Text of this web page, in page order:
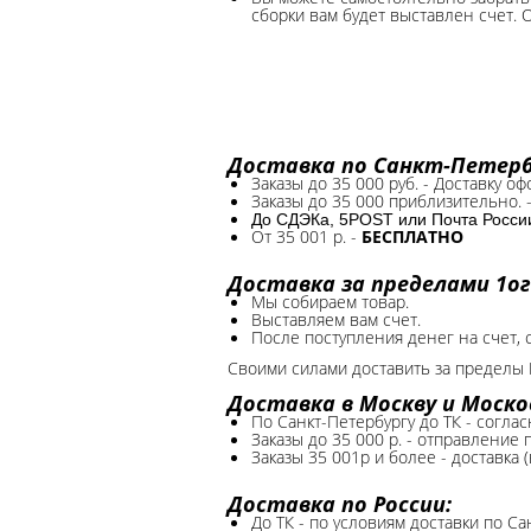
сборки вам будет выставлен счет.
Доставка по Санкт-
Заказы до 35 000 руб. - Доставку
Заказы до 35 000 приблизительно.
До СДЭКа, 5POST или Почта
От 35 001 р. - БЕСПЛАТНО
Доставка за пределами
Мы собираем товар.
Выставляем вам счет.
После поступления денег на счет,
Своими силами доставить за
Доставка в Москву и
По Санкт-Петербургу до ТК -
Заказы до 35 000 р. - отправление
Заказы 35 001р и более -
Доставка по России:
До ТК - по условиям доставки по